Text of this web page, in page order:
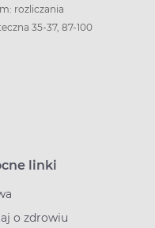
rozliczania
35-37, 87-100
linki
o zdrowiu